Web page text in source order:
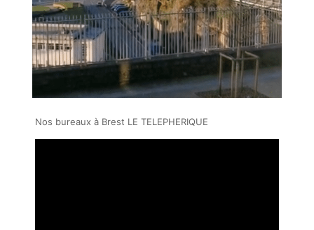
Nos bureaux à Brest LE TELEPHERIQUE